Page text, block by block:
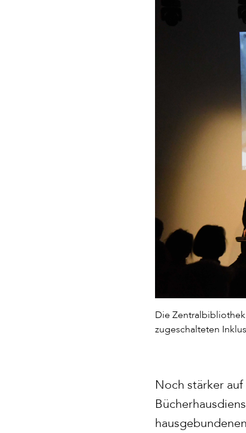
Die
zugeschalteten
Noch stärker